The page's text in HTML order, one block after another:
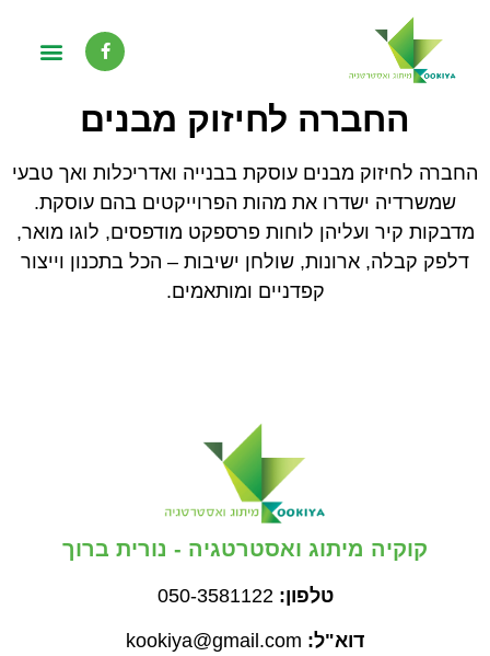
החברה לחיזוק מבנים
החברה לחיזוק מבנים עוסקת בבנייה ואדריכלות ואך טבעי
שמשרדיה ישדרו את מהות הפרוייקטים בהם עוסקת.
מדבקות קיר ועליהן לוחות פרספקט מודפסים, לוגו מואר,
דלפק קבלה, ארונות, שולחן ישיבות – הכל בתכנון וייצור
קפדניים ומותאמים.
קוקיה מיתוג ואסטרטגיה - נורית ברוך
טלפון: 050-3581122
דוא"ל: kookiya@gmail.com